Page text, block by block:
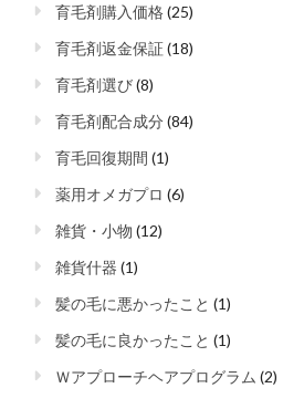
育毛剤購入価格(25)
育毛剤返金保証(18)
育毛剤選び(8)
育毛剤配合成分(84)
育毛回復期間 (1)
薬用オメガプロ (6)
雑貨・小物 (12)
雑貨什器 (1)
髪の毛に悪かったこと (1)
髪の毛に良かったこと (1)
Ｗアプローチヘアプログラム (2)